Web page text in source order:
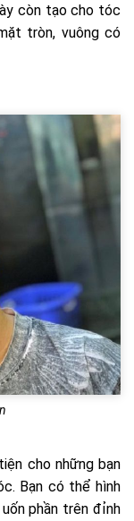
còn tạo cho tóc
tròn, vuông có
cho những bạn
Bạn có thể hình
phần trên đỉnh